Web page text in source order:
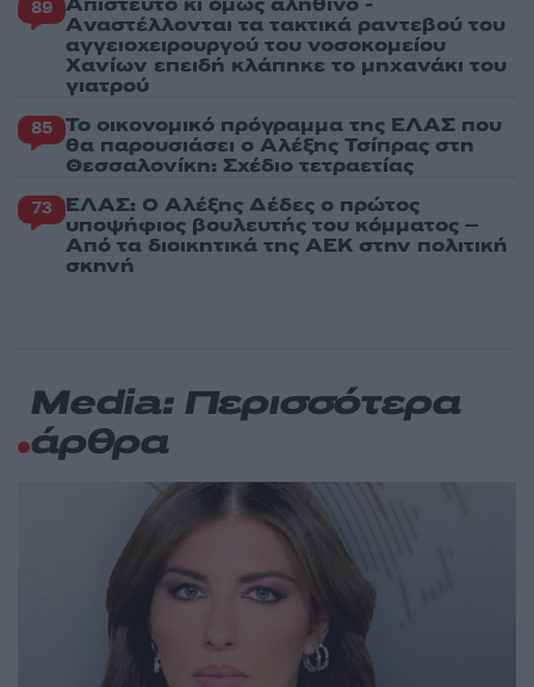
89
Aναστέλλονται τα τακτικά ραντεβού του
αγγειοχειρουργού του νοσοκομείου
Χανίων επειδή κλάπηκε το μηχανάκι του
γιατρού
85 Το οικονομικό πρόγραμμα της ΕΛΑΣ που
θα παρουσιάσει ο Αλέξης Τσίπρας στη
Θεσσαλονίκη: Σχέδιο τετραετίας
73 ΕΛΑΣ: Ο Αλέξης Δέδες ο πρώτος
υποψήφιος βουλευτής του κόμματος –
Από τα διοικητικά της ΑΕΚ στην πολιτική
σκηνή
Media: Περισσότερα
άρθρα